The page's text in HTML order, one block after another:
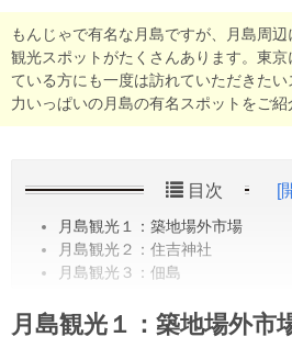
もんじゃで有名な月島ですが、月島周
観光スポットがたくさんあります。東
ている方にも一度は訪れていただきた
力いっぱいの月島の有名スポットをご紹
目次 [
月島観光１：築地場外市場
月島観光２：住吉神社
月島観光３：佃島
月島観光１：築地場外市